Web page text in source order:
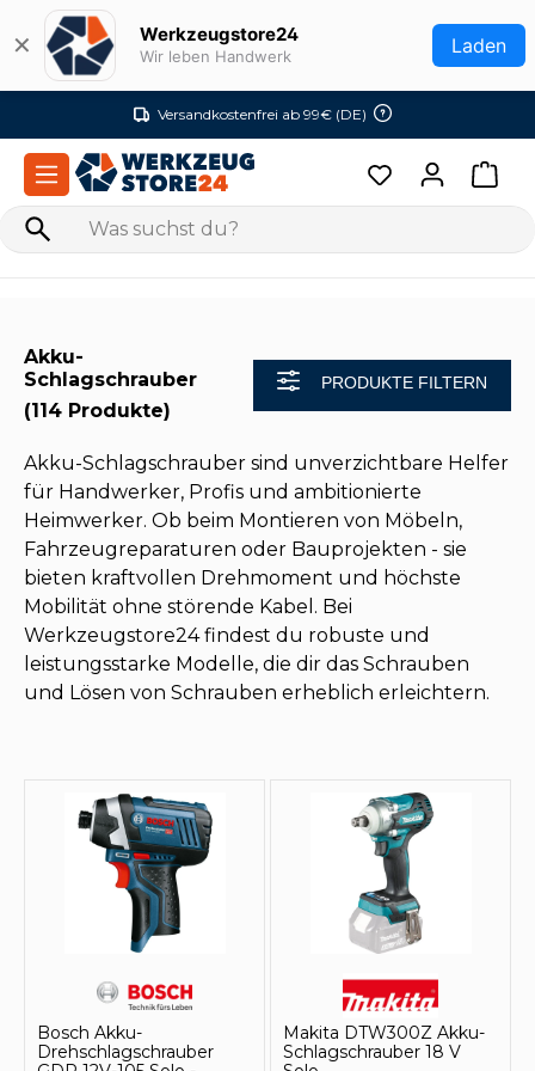
Zum Hauptinhalt springen
✕ Werkzeugstore24
Wir leben Handwerk Laden
Versandkostenfrei ab 99€ (DE)
Akku-
Schlagschrauber
(114 Produkte)
PRODUKTE FILTERN
Akku-Schlagschrauber sind unverzichtbare Helfer
für Handwerker, Profis und ambitionierte
Heimwerker. Ob beim Montieren von Möbeln,
Fahrzeugreparaturen oder Bauprojekten - sie
bieten kraftvollen Drehmoment und höchste
Mobilität ohne störende Kabel. Bei
Werkzeugstore24 findest du robuste und
leistungsstarke Modelle, die dir das Schrauben
und Lösen von Schrauben erheblich erleichtern.
Bosch Akku-
Drehschlagschrauber
Makita DTW300Z Akku-
Schlagschrauber 18 V